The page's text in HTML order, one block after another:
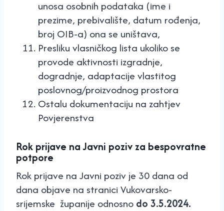
unosa osobnih podataka (ime i
prezime, prebivalište, datum rođenja,
broj OIB-a) ona se uništava,
Presliku vlasničkog lista ukoliko se
provode aktivnosti izgradnje,
dogradnje, adaptacije vlastitog
poslovnog/proizvodnog prostora
Ostalu dokumentaciju na zahtjev
Povjerenstva
Rok prijave na Javni poziv za bespovratne
potpore
Rok prijave na Javni poziv je 30 dana od
dana objave na stranici Vukovarsko-
srijemske županije odnosno do 3.5.2024.